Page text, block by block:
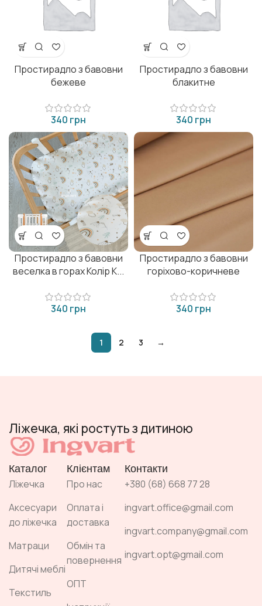
Простирадло з бавовни
бежеве
грн
Простирадло з бавовни
блакитне
грн
Простирадло з бавовни
веселка в горах Колір К...
грн
Простирадло з бавовни
горіхово-коричневе
грн
1 2 3 →
Ліжечка, які ростуть з дитиною
Каталог
Ліжечка
Аксесуари
до ліжечка
Матраци
Дитячі меблі
Текстиль
Клієнтам
Про нас
Оплата і
доставка
Обмін та
повернення
ОПТ
Контакти
+380 (68) 668 77 28
ingvart.office@gmail.com
ingvart.company@gmail.com
ingvart.opt@gmail.com